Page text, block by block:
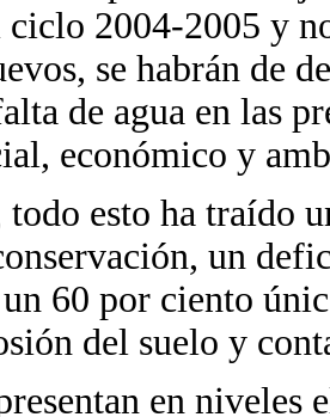
ciclo 2004-2005 y
se habrán de
de agua en las
económico y
todo esto ha traído
un
60 por ciento
del suelo y
en niveles